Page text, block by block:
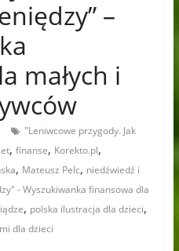
–
małych i
"Leniwcowe przygody. Jak
, finanse, Korekto.pl,
, Mateusz Pelc, niedźwiedź i
- Wyszukiwanka finansowa dla
, polska ilustracja dla dzieci,
dla dzieci